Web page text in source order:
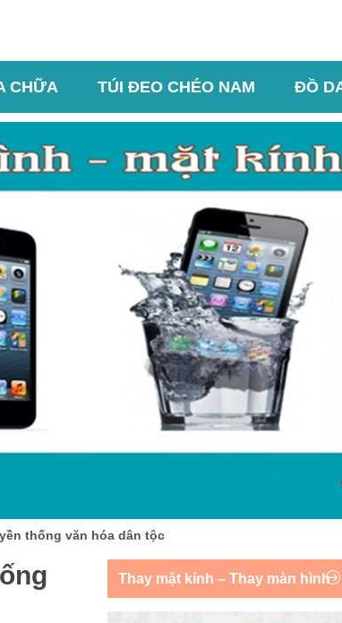
CHỮA TÚI ĐEO CHÉO NAM ĐỒ
thống văn hóa dân tộc
Thay mặt kính – Thay màn hình